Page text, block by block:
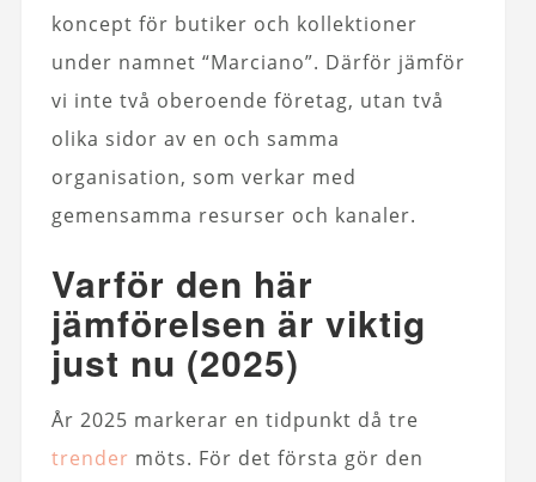
koncept för butiker och kollektioner
under namnet “Marciano”. Därför jämför
vi inte två oberoende företag, utan två
olika sidor av en och samma
organisation, som verkar med
gemensamma resurser och kanaler.
Varför den här
jämförelsen är viktig
just nu (2025)
År 2025 markerar en tidpunkt då tre
trender möts. För det första gör den